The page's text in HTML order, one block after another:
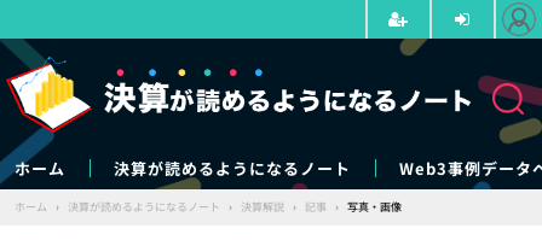
ホーム 決算が読めるようになるノート Web3事例データ
ホーム › 決算が読めるようになるノート › 決算解説 › 記事 › 写真・画像